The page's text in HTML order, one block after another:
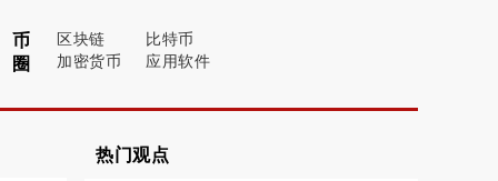
币
圈
区块链
比特币
加密货币
应用软件
热门观点